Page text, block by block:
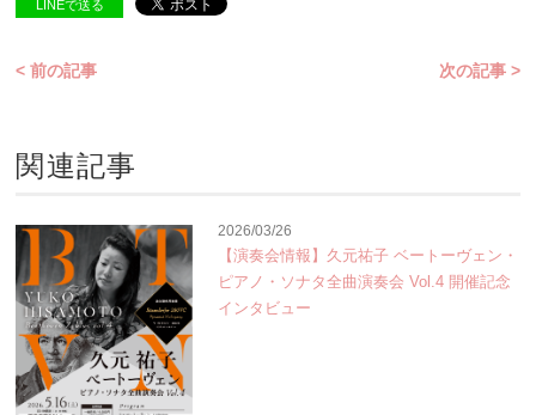
LINEで送る
< 前の記事 次の記事 >
関連記事
2026/03/26
【演奏会情報】久元祐子 ベートーヴェン・
ピアノ・ソナタ全曲演奏会 Vol.4 開催記念
インタビュー